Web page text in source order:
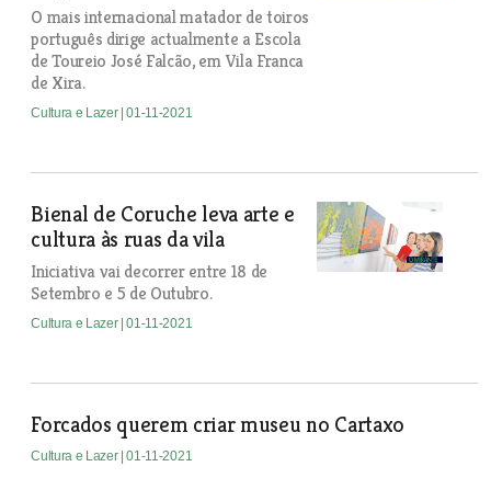
O mais internacional matador de toiros
português dirige actualmente a Escola
de Toureio José Falcão, em Vila Franca
de Xira.
Cultura e Lazer | 01-11-2021
Bienal de Coruche leva arte e
cultura às ruas da vila
Iniciativa vai decorrer entre 18 de
Setembro e 5 de Outubro.
Cultura e Lazer | 01-11-2021
Forcados querem criar museu no Cartaxo
Cultura e Lazer | 01-11-2021